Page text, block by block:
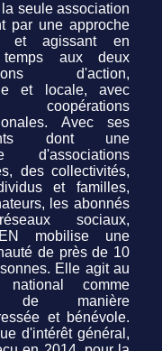
seule association
par une approche
et agissant en
temps aux deux
d'action,
et locale, avec
Avec ses
dont une
d'associations
des collectivités,
et familles,
les abonnés
sociaux,
mobilise une
de près de 10
Elle agit au
national comme
de manière
et bénévole.
d'intérêt général,